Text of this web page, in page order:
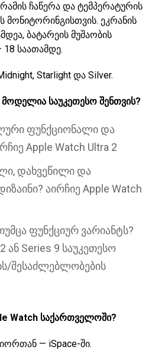
ჩაწერა და ტემპერატურის
მონიტორინგისთვის. ეკრანის
ბატარეის მუშაობის
საათამდე.
Starlight და Silver.
საუკეთესო შენთვის?
ფუნქციონალი და
Apple Watch Ultra 2
დახვეწილი და
აირჩიე Apple Watch
ფუნქციურ ვარიანტს?
ან Series 9 საუკეთესო
შესაძლებლობების
Watch საქართველოში?
— iSpace-ში.